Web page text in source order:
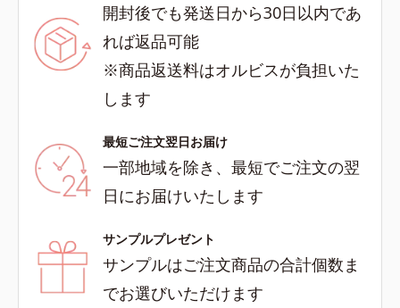
開封後でも発送日から30日以内であ
れば返品可能
※商品返送料はオルビスが負担いた
します
最短ご注文翌日お届け
一部地域を除き、最短でご注文の翌
日にお届けいたします
サンプルプレゼント
サンプルはご注文商品の合計個数ま
でお選びいただけます